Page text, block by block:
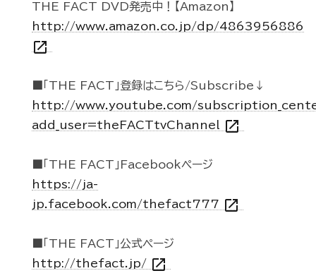
THE FACT DVD発売中！【Amazon】
http://www.amazon.co.jp/dp/4863956886
open_in_new
■「THE FACT」登録はこちら/Subscribe↓
http://www.youtube.com/
add_user=theFACTtvChannel open_in_new
■「THE FACT」Facebookページ
https://ja-
jp.facebook.com/thefact777 open_in_new
■「THE FACT」公式ページ
http://thefact.jp/ open_in_new